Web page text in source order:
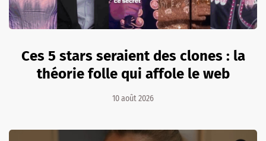
Ces 5 stars seraient des clones : la
théorie folle qui affole le web
10 août 2026